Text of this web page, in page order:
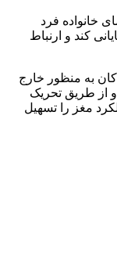
خانواده فرد
کند و ارنباط
به منظور خارج
از طریق تحریک
مغز را تسهیل